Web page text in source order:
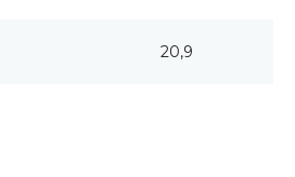
20,9